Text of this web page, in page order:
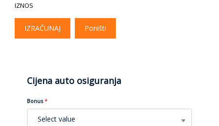
IZNOS
IZRAČUNAJ Poništi
Cijena auto osiguranja
Bonus *
Select value